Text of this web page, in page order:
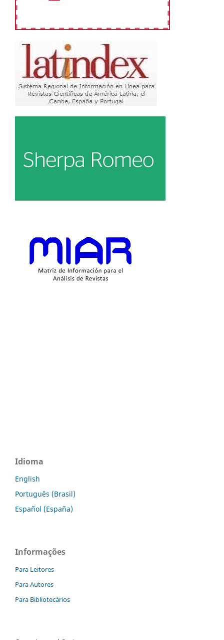
Idioma
English
Português (Brasil)
Español (España)
Informações
Para Leitores
Para Autores
Para Bibliotecários